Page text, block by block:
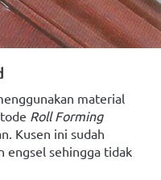
material
Roll Forming
Kusen ini sudah
engsel sehingga tidak